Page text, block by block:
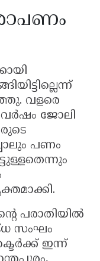
വളരെ
വർഷം ജോലി
പണം
പരാതിയിൽ
സംഘം
ഇന്ന്